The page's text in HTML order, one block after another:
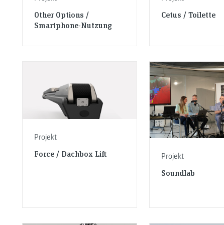
Other Options /
Smartphone-Nutzung
Cetus / Toilette
Projekt
Force / Dachbox Lift Projekt
Soundlab